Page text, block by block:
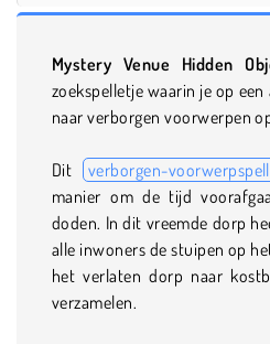
Mystery Venue Hidden
zoekspelletje waarin je op
naar verborgen voorwerpen
Dit verborgen-
manier om de tijd
doden. In dit vreemde dorp
alle inwoners de stuipen op
het verlaten dorp naar
verzamelen.